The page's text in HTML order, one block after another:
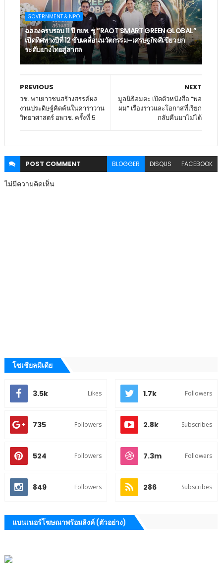
GOVERNMENT & NPO
ฉลองครบรอบ 11 ปี กยท. ชู “RAOT SMART GREEN GLOBAL”
เปิดทิศทางปีที่ 12 ขับเคลื่อนนวัตกรรม–เศรษฐกิจสีเขียว ยก
ระดับยางไทยสู่สากล
NEXT
มูลนิธิอมตะ เปิดตัวหนังสือ “พ่อ
ผม” เรื่องราวและโอกาสที่เรียก
กลับคืนมาไม่ได้
PREVIOUS
วช. พาเยาวชนสร้างสรรค์ผล
งานประดิษฐ์คิดค้นในคาราวาน
วิทยาศาสตร์ อพวช. ครั้งที่ 5
POST COMMENT BLOGGER DISQUS FACEBOOK
ไม่มีความคิดเห็น
โซเชียลมีเดีย
3.5k Likes 1.7k Followers
735 Followers 2.8k Subscribes
524 Followers 7.3m Followers
849 Followers 286 Subscribes
แบนเนอร์โฆษณาพร้อมลิงค์ (ตัวอย่าง)